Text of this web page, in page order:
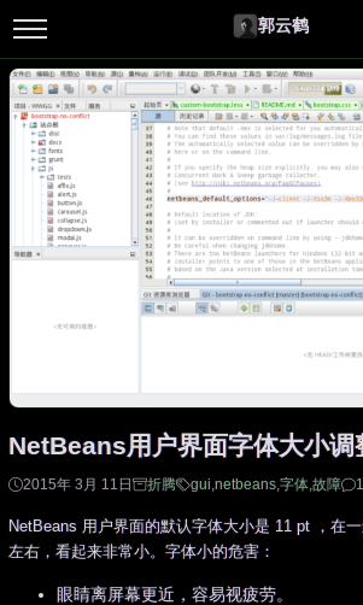
郭云鹤
NetBeans用户界面字体大小调
2015年 3月 11日 折腾 gui netbeans, 字体, 故障
NetBeans 用户界面的默认字体大小是 11 pt ，在
左右，看起来非常小。字体小的危害：
眼睛离屏幕更近，容易视疲劳。